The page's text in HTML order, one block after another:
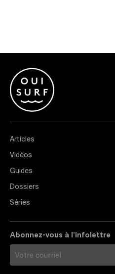
Articles
Vidéos
Guides
Dossiers
Séries
Abonnez-vous à l’infolettre